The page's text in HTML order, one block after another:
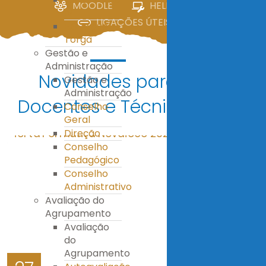
IV
E.S. Miguel
Torga
Gestão e
Administração
Gestão e
Administração
Conselho
Geral
Direção
Conselho
Pedagógico
Conselho
Administrativo
Avaliação do
Agrupamento
Avaliação
do
Agrupamento
MOODLE
HELPDESK
LIGAÇÕES ÚTEIS
Novidades para
Docentes e Técnicos